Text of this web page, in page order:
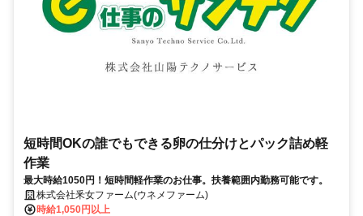
短時間OKの誰でもできる卵の仕分けとパック詰め軽
作業
最大時給1050円！短時間軽作業のお仕事。扶養範囲内勤務可能です。
株式会社釆女ファーム(ウネメファーム)
時給1,050円以上